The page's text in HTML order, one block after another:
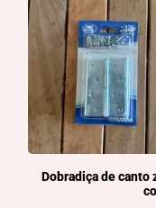
Dobradiça de canto